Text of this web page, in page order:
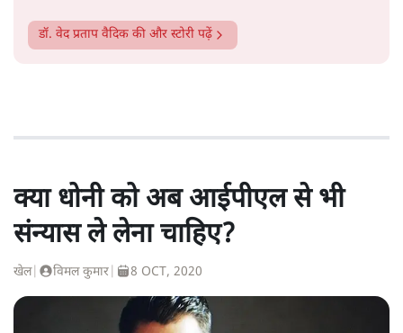
डॉ. वेद प्रताप वैदिक की और स्टोरी पढ़ें
क्या धोनी को अब आईपीएल से भी
संन्यास ले लेना चाहिए?
खेल| विमल कुमार 8 OCT, 2020